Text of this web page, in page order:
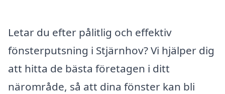
Letar du efter pålitlig och effektiv
fönsterputsning i Stjärnhov? Vi hjälper dig
att hitta de bästa företagen i ditt
närområde, så att dina fönster kan bli